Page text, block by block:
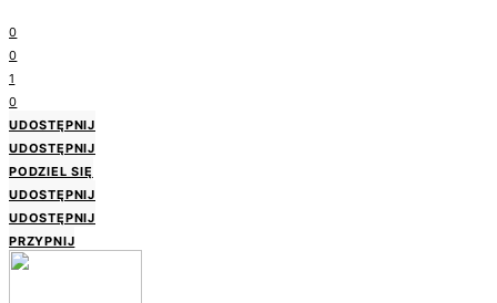
0
0
1
0
UDOSTĘPNIJ
UDOSTĘPNIJ
PODZIEL SIĘ
UDOSTĘPNIJ
UDOSTĘPNIJ
PRZYPNIJ